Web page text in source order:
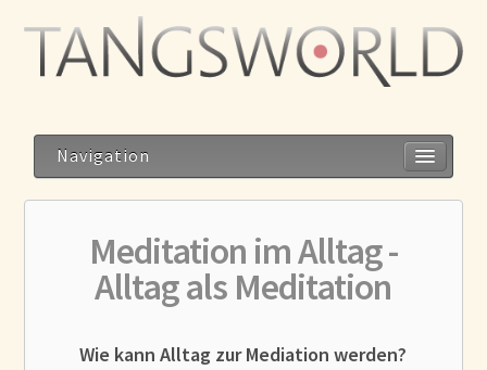
Navigation
Geistesblitze
Meditation im Alltag -
Alltag als Meditation
Wie kann Alltag zur Mediation werden?